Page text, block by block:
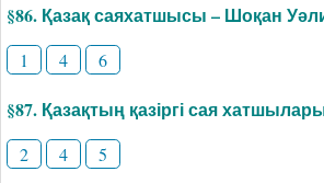
§86. Қазақ саяхатшысы – Шоқан
1 4 6
§87. Қазақтың қазіргі сая
2 4 5